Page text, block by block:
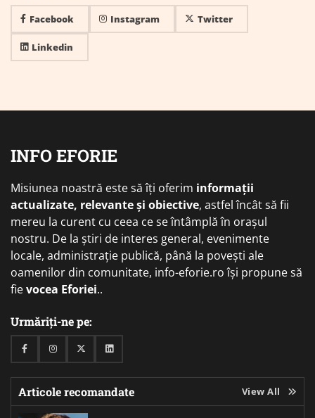
Facebook Instagram Twitter
Linkedin
INFO EFORIE
Misiunea noastră este să îți oferim informații
actualizate, relevante și obiective, astfel încât să fii
mereu la curent cu ceea ce se întâmplă în orașul
nostru. De la știri de interes general, evenimente
locale, administrație publică, până la povești ale
oamenilor din comunitate, info-eforie.ro își propune să
fievocea Eforiei..
Urmăriți-ne pe:
FacebookInstagramTwitterLinkedin
Articole recomandate View All